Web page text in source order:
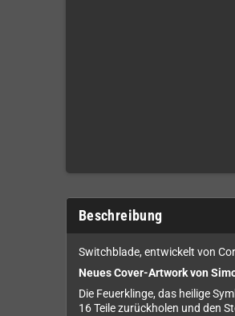
Beschreibung
Switchblade, entwickelt von
Neues Cover-Artwork von
Die Feuerklinge, das heilige
16 Teile zurückholen und den